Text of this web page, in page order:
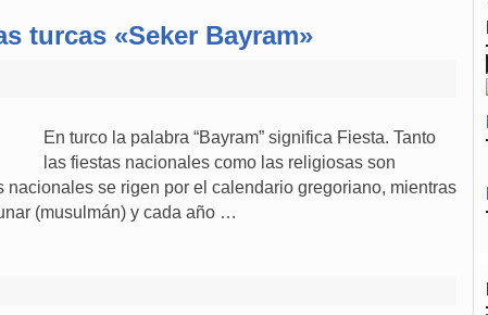
turcas «Seker Bayram»
En turco la palabra “Bayram” significa Fiesta. Tanto
las fiestas nacionales como las religiosas son
se rigen por el calendario gregoriano, mientras
(musulmán) y cada año …